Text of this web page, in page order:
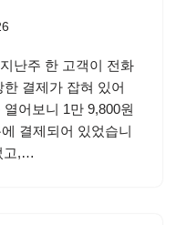
난주 한 고객이 전화
결제가 잡혀 있어
어보니 1만 9,800원
결제되어 있었습니
고,…